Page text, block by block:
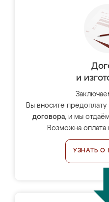
и
Вы вносите
договора, и мы
Возможна оплата
УЗНАТЬ О